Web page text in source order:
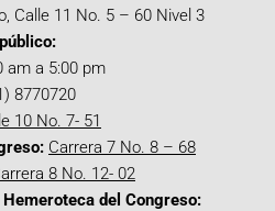
Calle 11 No. 5 – 60 Nivel 3
am a 5:00 pm
8770720
10 No. 7- 51
Carrera 7 No. 8 – 68
8 No. 12- 02
del Congreso: